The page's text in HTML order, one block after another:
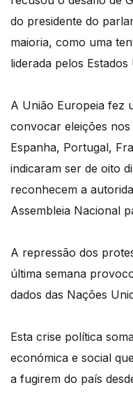
do presidente do
maioria, como uma
liderada pelos
A União Europeia fez
convocar eleições
Espanha, Portugal,
indicaram ser de oito
reconhecem a
Assembleia Nacional
A repressão dos
última semana
dados das Nações
Esta crise política
económica e social
a fugirem do país